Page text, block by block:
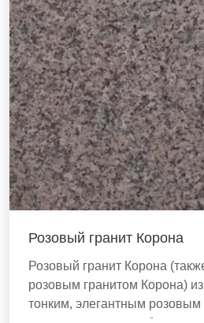
Розовый гранит Корона
Розовый гранит Корона
розовым гранитом Корона)
тонким, элегантным